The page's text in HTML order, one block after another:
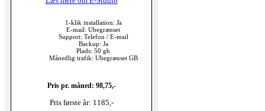
1-klik installation: Ja
E-mail: Ubegrænset
Support: Telefon / E-mail
Backup: Ja
Plads: 50 gb
Månedlig trafik: Ubegrænset GB
Pris pr. måned: 98,75,-
Pris første år: 1185,-